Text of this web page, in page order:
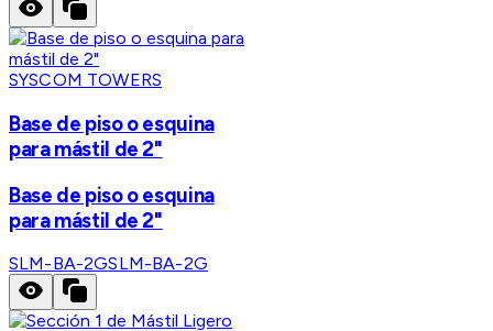
SYSCOM TOWERS
Base de piso o esquina
para mástil de 2"
Base de piso o esquina
para mástil de 2"
SLM-BA-2GSLM-BA-2G